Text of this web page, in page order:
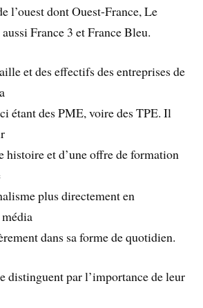
l’ouest dont Ouest-France, Le
France 3 et France Bleu.
et des effectifs des entreprises de
étant des PME, voire des TPE. Il
histoire et d’une offre de formation
plus directement en
dans sa forme de quotidien.
distinguent par l’importance de leur